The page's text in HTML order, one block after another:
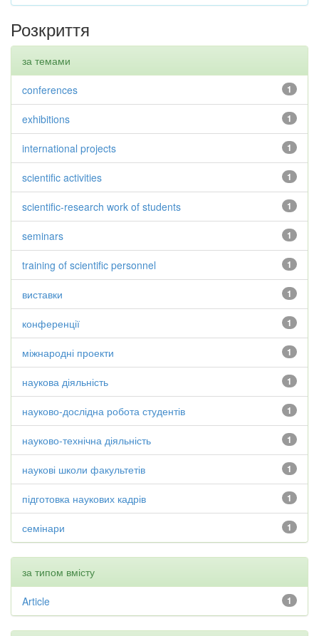
Розкриття
за темами
1
conferences
1
exhibitions
1
international projects
1
scientific activities
1
scientific-research work of students
1
seminars
1
training of scientific personnel
1
виставки
1
конференції
1
міжнародні проекти
1
наукова діяльність
1
науково-дослідна робота студентів
1
науково-технічна діяльність
1
наукові школи факультетів
1
підготовка наукових кадрів
1
семінари
за типом вмісту
1
Article